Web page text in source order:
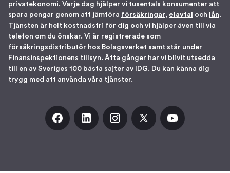
privatekonomi. Varje dag hjälper vi tusentals konsumenter att
spara pengar genom att jämföra försäkringar, elavtal och lån.
Tjänsten är helt kostnadsfri för dig och vi hjälper även till via
telefon om du önskar. Vi är registrerade som
försäkringsdistributör hos Bolagsverket samt står under
Finansinspektionens tillsyn. Åtta gånger har vi blivit utsedda
till en av Sveriges 100 bästa sajter av IDG. Du kan känna dig
trygg med att använda våra tjänster.